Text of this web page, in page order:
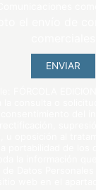
ENVIAR